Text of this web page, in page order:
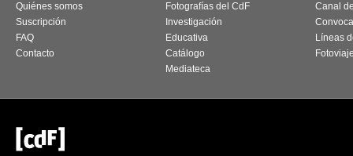
Quiénes somos
Suscripción
FAQ
Contacto
Fotografías del CdF
Investigación
Educativa
Catálogo
Mediateca
Canal
Líneas